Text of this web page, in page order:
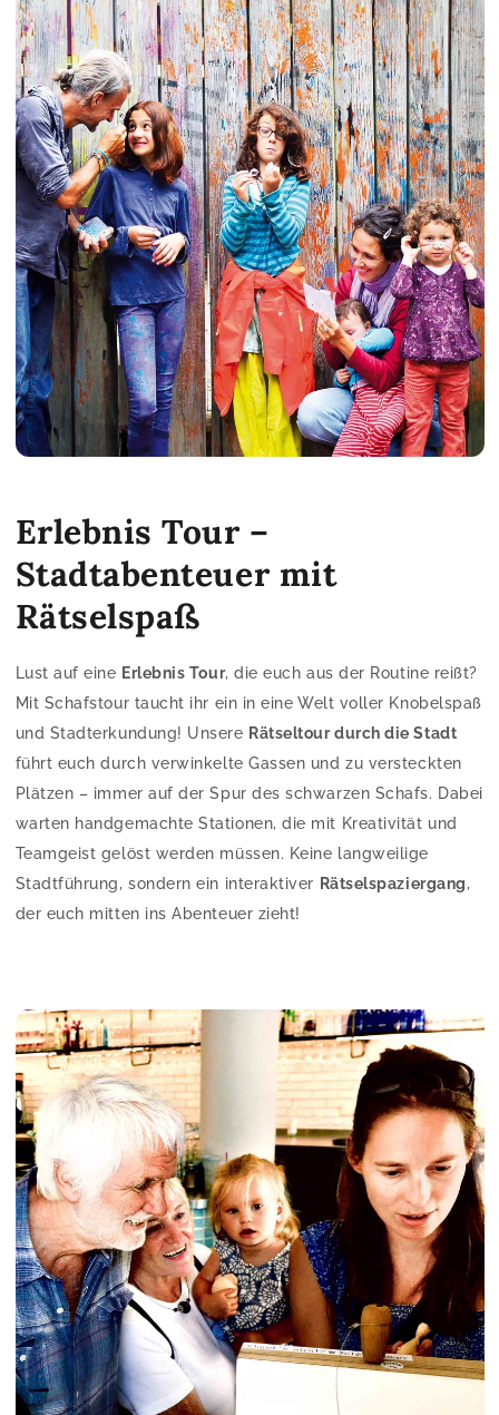
Erlebnis Tour –
Stadtabenteuer mit
Rätselspaß
Lust auf eine Erlebnis Tour, die euch aus der Routine reißt?
Mit Schafstour taucht ihr ein in eine Welt voller Knobelspaß
und Stadterkundung! Unsere Rätseltour durch die Stadt
führt euch durch verwinkelte Gassen und zu versteckten
Plätzen – immer auf der Spur des schwarzen Schafs. Dabei
warten handgemachte Stationen, die mit Kreativität und
Teamgeist gelöst werden müssen. Keine langweilige
Stadtführung, sondern ein interaktiver Rätselspaziergang,
der euch mitten ins Abenteuer zieht!